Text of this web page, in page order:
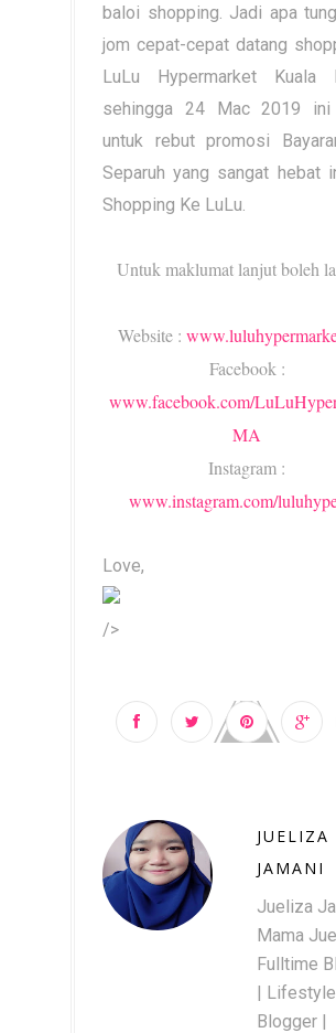
baloi shopping. Jadi apa
jom cepat-cepat datang
LuLu Hypermarket Kuala
sehingga 24 Mac 2019 ini
untuk rebut promosi
Separuh yang sangat hebat
Shopping Ke LuLu.
Untuk maklumat lanjut boleh
Website :
Facebook :
www.facebook.com/
MA
Instagram :
www.instagram.com/
Love,
/>
JUELIZA
JAMANI
Jueliza
Mama
Fulltime
| Lifestyle
Blogger |